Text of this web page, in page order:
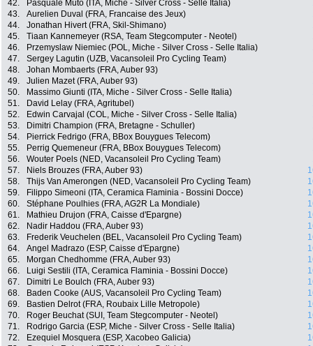
42.
Pasquale Muto (ITA, Miche - Silver Cross - Selle Italia)
43.
Aurelien Duval (FRA, Francaise des Jeux)
44.
Jonathan Hivert (FRA, Skil-Shimano)
45.
Tiaan Kannemeyer (RSA, Team Stegcomputer - Neotel)
46.
Przemyslaw Niemiec (POL, Miche - Silver Cross - Selle Italia)
47.
Sergey Lagutin (UZB, Vacansoleil Pro Cycling Team)
48.
Johan Mombaerts (FRA, Auber 93)
49.
Julien Mazet (FRA, Auber 93)
50.
Massimo Giunti (ITA, Miche - Silver Cross - Selle Italia)
51.
David Lelay (FRA, Agritubel)
52.
Edwin Carvajal (COL, Miche - Silver Cross - Selle Italia)
53.
Dimitri Champion (FRA, Bretagne - Schuller)
54.
Pierrick Fedrigo (FRA, BBox Bouygues Telecom)
55.
Perrig Quemeneur (FRA, BBox Bouygues Telecom)
56.
Wouter Poels (NED, Vacansoleil Pro Cycling Team)
57.
Niels Brouzes (FRA, Auber 93)
58.
Thijs Van Amerongen (NED, Vacansoleil Pro Cycling Team)
59.
Filippo Simeoni (ITA, Ceramica Flaminia - Bossini Docce)
60.
Stéphane Poulhies (FRA, AG2R La Mondiale)
61.
Mathieu Drujon (FRA, Caisse d'Epargne)
62.
Nadir Haddou (FRA, Auber 93)
63.
Frederik Veuchelen (BEL, Vacansoleil Pro Cycling Team)
64.
Angel Madrazo (ESP, Caisse d'Epargne)
65.
Morgan Chedhomme (FRA, Auber 93)
66.
Luigi Sestili (ITA, Ceramica Flaminia - Bossini Docce)
67.
Dimitri Le Boulch (FRA, Auber 93)
68.
Baden Cooke (AUS, Vacansoleil Pro Cycling Team)
69.
Bastien Delrot (FRA, Roubaix Lille Metropole)
70.
Roger Beuchat (SUI, Team Stegcomputer - Neotel)
71.
Rodrigo Garcia (ESP, Miche - Silver Cross - Selle Italia)
72.
Ezequiel Mosquera (ESP, Xacobeo Galicia)